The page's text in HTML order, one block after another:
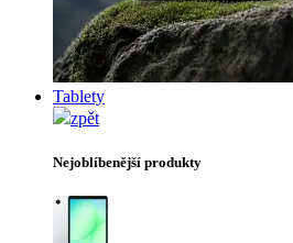
Tablety
zpět
Nejoblíbenější produkty